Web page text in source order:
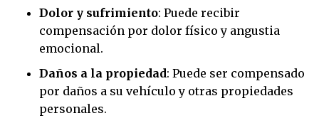
Dolor y sufrimiento: Puede recibir
compensación por dolor físico y angustia
emocional.
Daños a la propiedad: Puede ser compensado
por daños a su vehículo y otras propiedades
personales.